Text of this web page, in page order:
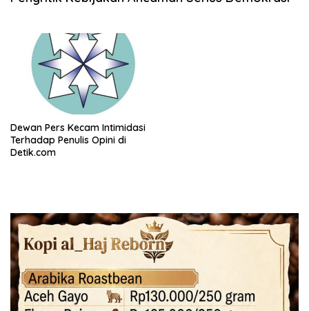
Dewan Pers Kecam Intimidasi
Terhadap Penulis Opini di
Detik.com